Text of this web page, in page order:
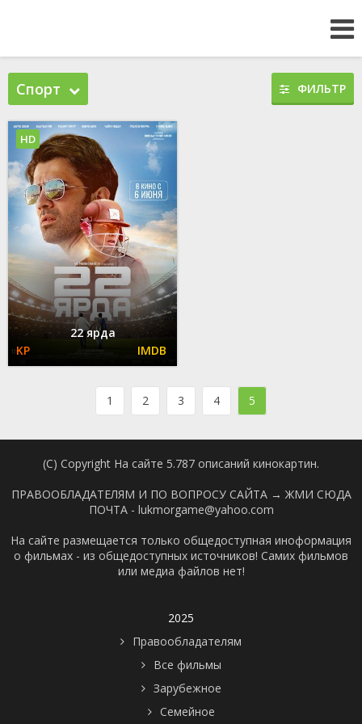
Спорт ФИЛЬТР
22 ярда
HD
1 2 3 4 5
(C) Copyright На сайте 5.787 описаний кинокартин.
ПРАВООБЛАДАТЕЛЯМ И ПО ВОПРОСУ САЙТА → ЖМИ СЮДА
ПОЧТА - lukmorgame@yahoo.com
На сайте размещается только общедоступная иноформация
о фильмах - из общедоступных источников! Самих фильмов
или медиа файлов нет!
2025
Правообладателям
Все фильмы
Зарубежное
Семейное